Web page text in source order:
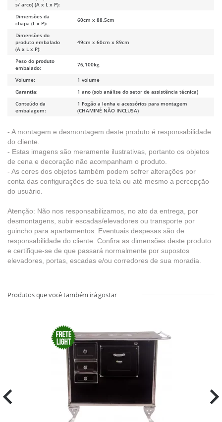
s/ arco) (A x L x P):
Dimensões da
chapa (L x P):
60cm x 88,5cm
Dimensões do
produto embalado
(A x L x P):
49cm x 60cm x 89cm
Peso do produto
embalado:
76,100kg
Volume:
1 volume
Garantia:
1 ano (sob análise do setor de assistência técnica)
Conteúdo da
embalagem:
1 Fogão a lenha e acessórios para montagem
(CHAMINÉ NÃO INCLUSA)
- A montagem e desmontagem deste produto é responsabilidade
do cliente.
- Estas imagens são meramente ilustrativas, portanto os objetos
de cena e decoração não acompanham o produto.
- As cores dos objetos também podem sofrer alterações por
conta das configurações de sua tela ou até mesmo a percepção
do usuário.
Atenção: Não nos responsabilizamos, no ato da entrega, por
desmontagens, subir escadas/elevadores ou transporte por
guincho para apartamentos. Eventuais despesas são de
responsabilidade do cliente. Confira as dimensões deste produto
e certifique-se de que passará normalmente por supostos
elevadores, portas, escadas e/ou corredores de sua moradia.